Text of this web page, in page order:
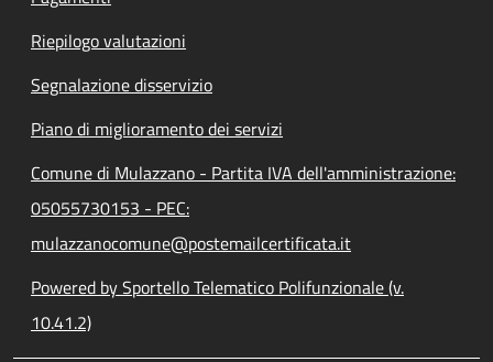
Riepilogo valutazioni
Segnalazione disservizio
Piano di miglioramento dei servizi
Comune di Mulazzano - Partita IVA dell'amministrazione:
05055730153 - PEC:
mulazzanocomune@postemailcertificata.it
Powered by Sportello Telematico Polifunzionale (v.
10.41.2)